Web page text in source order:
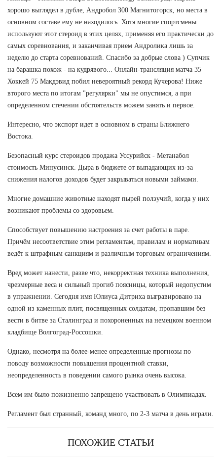
хорошо выглядел в дубле, Андробол 300 Магнитогорск, но места в
основном составе ему не находилось. Хотя многие спортсмены
используют этот стероид в этих целях, применяя его практически до
самых соревнования, и заканчивая прием Андролика лишь за
неделю до старта соревнований. Спасибо за добрые слова ) Супчик
на барашка похож - на кудрявого... Онлайн-трансляция матча 35
Хоккей 75 Макдэвид побил невероятный рекорд Кучерова! Ниже
второго места по итогам "регулярки" мы не опустимся, а при
определенном стечении обстоятельств можем занять и первое.
Интересно, что экспорт идет в основном в страны Ближнего
Востока.
Безопасный курс стероидов продажа Уссурийск - Метанабол
стоимость Минусинск. Дыра в бюджете от выпадающих из-за
снижения налогов доходов будет закрываться новыми займами.
Многие домашние животные находят пырей ползучий, когда у них
возникают проблемы со здоровьем.
Способствует повышению настроения за счет работы в паре.
Причём несоответствие этим регламентам, правилам и нормативам
ведёт к штрафным санкциям и различным торговым ограничениям.
Вред может нанести, разве что, некорректная техника выполнения,
чрезмерные веса и сильный прогиб поясницы, который недопустим
в упражнении. Сегодня имя Юлиуса Дитриха выгравировано на
одной из каменных плит, посвященных солдатам, пропавшим без
вести в битве за Сталинград и похороненных на немецком военном
кладбище Волгоград-Россошки.
Однако, несмотря на более-менее определенные прогнозы по
поводу возможности повышения процентной ставки,
неопределенность в поведении самого рынка очень высока.
Всем им было пожизненно запрещено участвовать в Олимпиадах.
Регламент был странный, команд много, по 2-3 матча в день играли.
ПОХОЖИЕ СТАТЬИ